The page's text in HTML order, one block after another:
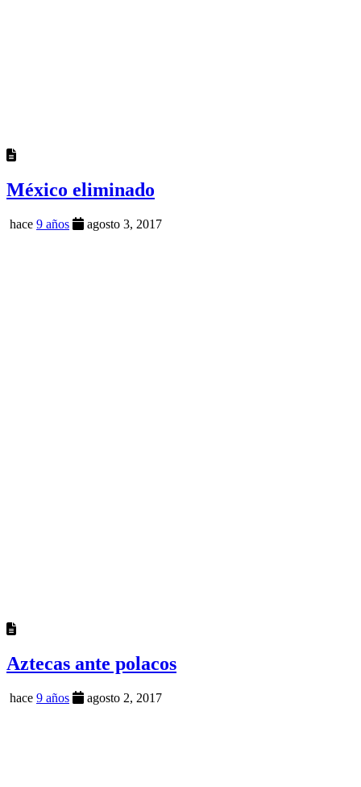
México eliminado
hace 9 años agosto 3, 2017
Aztecas ante polacos
hace 9 años agosto 2, 2017